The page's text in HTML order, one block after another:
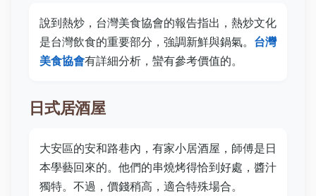
說到熱炒，台灣美食協會的報告指出，熱炒文化
是台灣飲食的重要部分，強調新鮮與鍋氣。 台灣
美食協會有詳細分析，蠻有參考價值的。
日式居酒屋
大安區的安和路巷內，有家小居酒屋，師傅是日
本學藝回來的。他們的串燒烤得恰到好處，醬汁
獨特。不過，價錢稍高，適合特殊場合。